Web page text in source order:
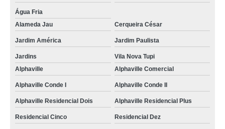
empresa que faz foto lembrança de casamento Jardim Ipanema
foto lembrança ao vivo Vila Santa Mooca
fotografias de lembrança de casamento Várzea da Barra Funda
foto lembrança na Zona Sul São Vicente
empresa que faz foto lembrança em São Paulo Jardim Aclimação
lembrancinha com foto preço Vila Maria Alta
foto lembrança na Zona Oeste Vila Santa Rita de Cassia
Água Fria
Alameda Jau
Cerqueira César
Jardim América Jardim Paulista
Jardins
Vila Nova Tupi
Alphaville
Alphaville Comercial
Alphaville Conde I Alphaville Conde II
Alphaville Residencial Dois Alphaville Residencial Plus
Residencial Cinco Residencial Dez